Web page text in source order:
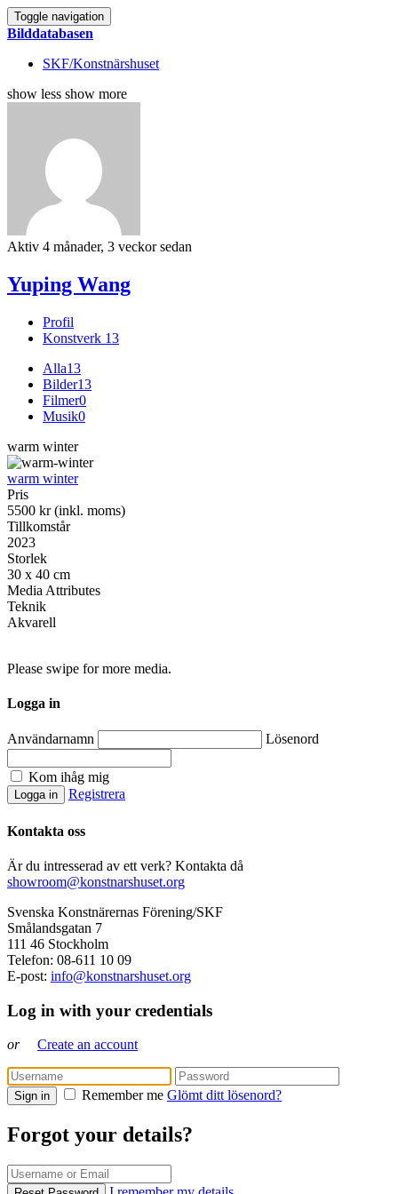
Toggle navigation
Bilddatabasen
SKF/Konstnärshuset
show less show more
Aktiv 4 månader, 3 veckor sedan
Yuping Wang
Profil
Konstverk 13
Alla13
Bilder13
Filmer0
Musik0
warm winter
warm winter
Pris
5500 kr (inkl. moms)
Tillkomstår
2023
Storlek
30 x 40 cm
Media Attributes
Teknik
Akvarell
Please swipe for more media.
Logga in
Användarnamn Lösenord
Kom ihåg mig
Registrera
Kontakta oss
Är du intresserad av ett verk? Kontakta då
showroom@konstnarshuset.org
Svenska Konstnärernas Förening/SKF
Smålandsgatan 7
111 46 Stockholm
Telefon: 08-611 10 09
E-post: info@konstnarshuset.org
Log in with your credentials
or Create an account
Sign in Remember me Glömt ditt lösenord?
Forgot your details?